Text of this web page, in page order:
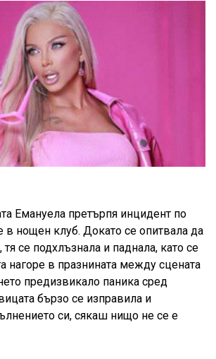
Емануела претърпя инцидент по
в нощен клуб. Докато се опитвала да
тя се подхлъзнала и паднала, като се
нагоре в празнината между сцената
предизвикало паника сред
бързо се изправила и
си, сякаш нищо не се е